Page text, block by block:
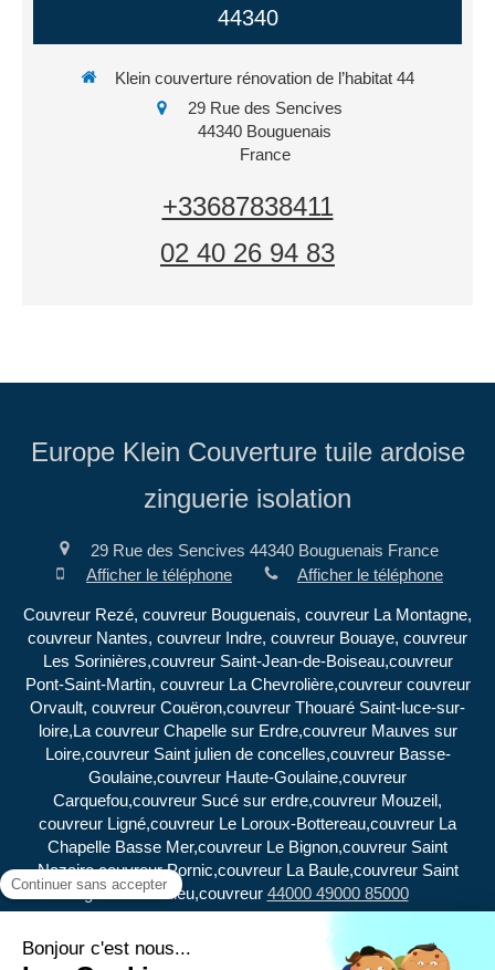
44340
Klein couverture rénovation de l’habitat 44
29 Rue des Sencives
44340 Bouguenais
France
+33687838411
02 40 26 94 83
Europe Klein Couverture tuile ardoise
zinguerie isolation
29 Rue des Sencives 44340 Bouguenais France
Afficher le téléphone
Afficher le téléphone
Couvreur Rezé, couvreur Bouguenais, couvreur La Montagne,
couvreur Nantes, couvreur Indre, couvreur Bouaye, couvreur
Les Sorinières,couvreur Saint-Jean-de-Boiseau,couvreur
Pont-Saint-Martin, couvreur La Chevrolière,couvreur couvreur
Orvault, couvreur Couëron,couvreur Thouaré Saint-luce-sur-
loire,La couvreur Chapelle sur Erdre,couvreur Mauves sur
Loire,couvreur Saint julien de concelles,couvreur Basse-
Goulaine,couvreur Haute-Goulaine,couvreur
Carquefou,couvreur Sucé sur erdre,couvreur Mouzeil,
couvreur Ligné,couvreur Le Loroux-Bottereau,couvreur La
Chapelle Basse Mer,couvreur Le Bignon,couvreur Saint
Nazaire,couvreur Pornic,couvreur La Baule,couvreur Saint
Aignan-Grandlieu,couvreur 44000 49000 85000